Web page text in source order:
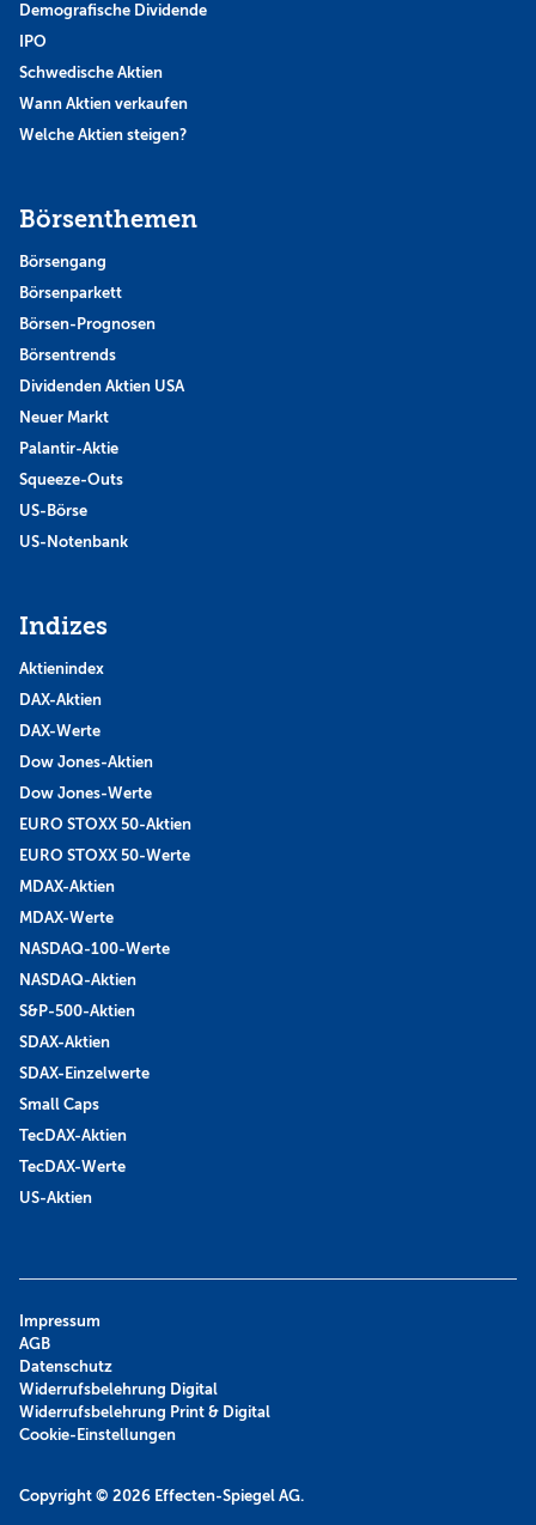
Demografische Dividende
IPO
Schwedische Aktien
Wann Aktien verkaufen
Welche Aktien steigen?
Börsenthemen
Börsengang
Börsenparkett
Börsen-Prognosen
Börsentrends
Dividenden Aktien USA
Neuer Markt
Palantir-Aktie
Squeeze-Outs
US-Börse
US-Notenbank
Indizes
Aktienindex
DAX-Aktien
DAX-Werte
Dow Jones-Aktien
Dow Jones-Werte
EURO STOXX 50-Aktien
EURO STOXX 50-Werte
MDAX-Aktien
MDAX-Werte
NASDAQ-100-Werte
NASDAQ-Aktien
S&P-500-Aktien
SDAX-Aktien
SDAX-Einzelwerte
Small Caps
TecDAX-Aktien
TecDAX-Werte
US-Aktien
Copyright © 2026 Effecten-Spiegel AG.
Impressum
AGB
Datenschutz
Widerrufsbelehrung Digital
Widerrufsbelehrung Print & Digital
Cookie-Einstellungen